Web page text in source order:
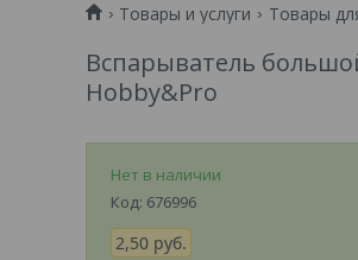
Товары и услуги Товары
Вспарыватель
Hobby&Pro
Нет в наличии
Код: 676996
2,50 руб.